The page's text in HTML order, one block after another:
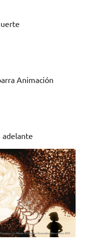
Animación
adelante